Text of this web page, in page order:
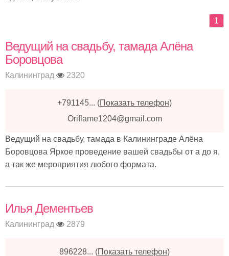
1
Ведущий на свадьбу, тамада Алёна
Боровцова
Калининград 2320
+791145... (Показать телефон)
Oriflame1204@gmail.com
Ведущий на свадьбу, тамада в Калининграде Алёна
Боровцова Яркое проведение вашей свадьбы от а до я,
а так же мероприятия любого формата.
Илья Дементьев
Калининград 2879
896228... (Показать телефон)